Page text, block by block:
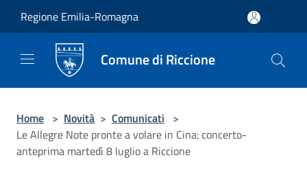
Regione Emilia-Romagna
Comune di Riccione
Home > Novità > Comunicati >
Le Allegre Note pronte a volare in Cina: concerto-
anteprima martedì 8 luglio a Riccione